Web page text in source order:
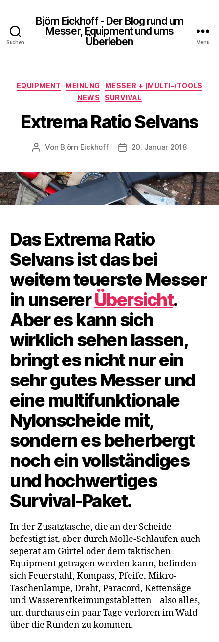
Suchen
Björn Eickhoff - Der Blog rund um
Messer, Equipment und ums
Überleben
Menü
Kategorien
EQUIPMENT MEINUNG
MESSER + (MULTI-)TOOLS
NEWS
SURVIVAL
Extrema Ratio Selvans
Beitragsautor
Von Björn Eickhoff Veröffentlichungsdatum
20. Januar 2018
Das Extrema Ratio
Selvans ist das bei
weitem teuerste Messer
in unsererÜbersicht.
Aber es kann sich
wirklich sehen lassen,
bringt es nicht nur ein
sehr gutes Messer und
eine multifunktionale
Nylonscheide mit,
sondern es beherbergt
noch ein vollständiges
und hochwertiges
Survival-Paket.
In der Zusatztasche, die an der Scheide
befestigt ist, aber durch Molle-Schlaufen auch
seperat am Gürtel oder dem taktischen
Equipment getragen werden kann, befinden
sich Feuerstahl, Kompass, Pfeife, Mikro-
Taschenlampe, Draht, Paracord, Kettensäge
und Wasserentkeimungstabletten – also alles,
um durchaus ein paar Tage verloren im Wald
über die Runden zu kommen.